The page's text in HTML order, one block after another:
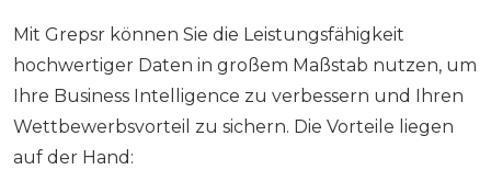
Mit Grepsr können Sie die Leistungsfähigkeit
hochwertiger Daten in großem Maßstab nutzen, um
Ihre Business Intelligence zu verbessern und Ihren
Wettbewerbsvorteil zu sichern. Die Vorteile liegen
auf der Hand: